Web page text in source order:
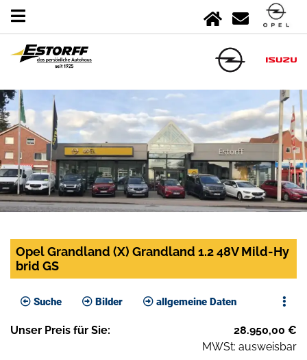
Opel Grandland (X) Grandland 1.2 48V Mild-Hy
brid GS
Suche Bilder allgemeine Daten
Unser Preis für Sie: 28.950,00 €
MWSt: ausweisbar